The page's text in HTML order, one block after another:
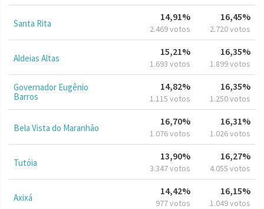
Santa Rita
14,91%
2.469 votos
16,45%
2.720 votos
Aldeias Altas
15,21%
1.693 votos
16,35%
1.899 votos
Governador Eugênio
Barros
14,82%
1.115 votos
16,35%
1.250 votos
Bela Vista do Maranhão
16,70%
1.076 votos
16,31%
1.026 votos
Tutóia
13,90%
3.347 votos
16,27%
4.055 votos
Axixá
14,42%
977 votos
16,15%
1.049 votos